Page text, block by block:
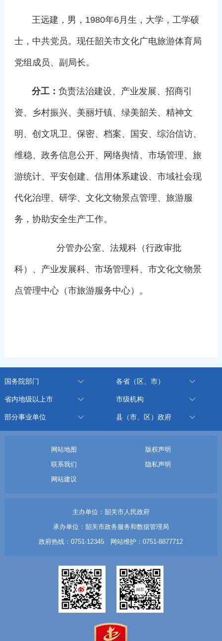
王远建，男，1980年6月生，大学，工学硕
士，中共党员。现任韶关市文化广电旅游体育局
党组成员、副局长。
分工： 负责法治建设、产业发展、招商引
资、乡村振兴、美丽圩镇、绿美韶关、精神文
明、创文巩卫、保密、档案、国安、综治信访、
维稳、政务信息公开、网络舆情、市场管理、旅
游统计、平安创建、信用体系建设、市域社会现
代化治理、研学、文化文物景点管理、旅游服
务，协助安全生产工作。
分管办公室、法规科（行政审批
科）、产业发展科、市场管理科、市文化文物景
点管理中心（市旅游服务中心）。
国务院部门 各省（区、市）
省内地级以上市 市级机构
部分事业单位 县（市、区）政府
网站地图
版权声明
联系我们
隐私声明
网站建议
主办单位：韶关市人民政府
承办单位：韶关市政务服务和数据管理局
政府热线：0751-12345 网站维护：0751-8877712